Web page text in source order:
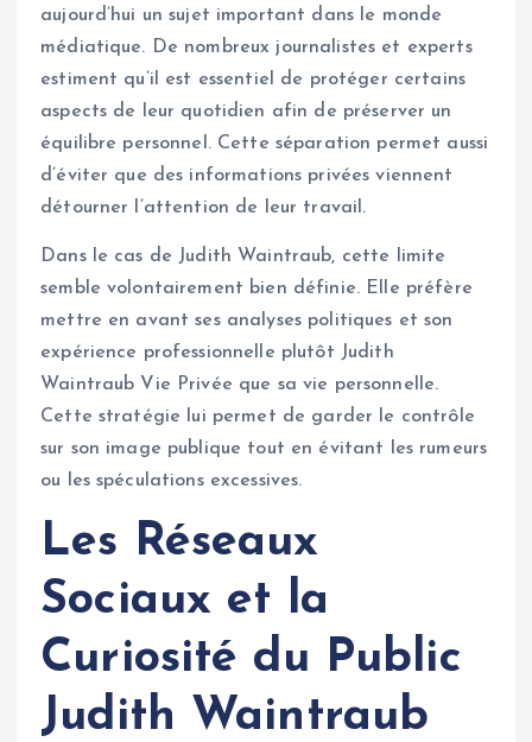
aujourd’hui un sujet important dans le monde
médiatique. De nombreux journalistes et experts
estiment qu’il est essentiel de protéger certains
aspects de leur quotidien afin de préserver un
équilibre personnel. Cette séparation permet aussi
d’éviter que des informations privées viennent
détourner l’attention de leur travail.
Dans le cas de Judith Waintraub, cette limite
semble volontairement bien définie. Elle préfère
mettre en avant ses analyses politiques et son
expérience professionnelle plutôt Judith
Waintraub Vie Privée que sa vie personnelle.
Cette stratégie lui permet de garder le contrôle
sur son image publique tout en évitant les rumeurs
ou les spéculations excessives.
Les Réseaux
Sociaux et la
Curiosité du Public
Judith Waintraub